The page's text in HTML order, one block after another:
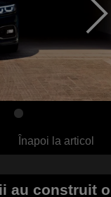
Înapoi la articol
au construit o